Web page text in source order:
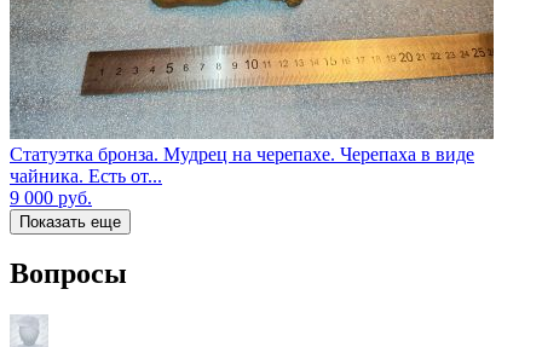
Статуэтка бронза. Мудрец на черепахе. Черепаха в виде
чайника. Есть от...
9 000 руб.
Показать еще
Вопросы